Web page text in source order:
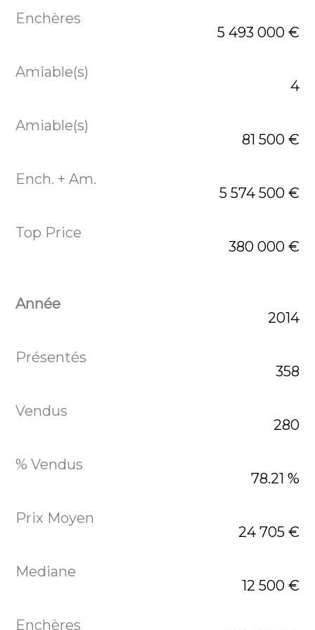
5 493 000 €
4
81 500 €
5 574 500 €
380 000 €
2014
358
280
78.21 %
24 705 €
12 500 €